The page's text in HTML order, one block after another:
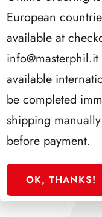
European
available at
info@masterphil.it
available
be completed
shipping
before payment.
OK, THANKS!